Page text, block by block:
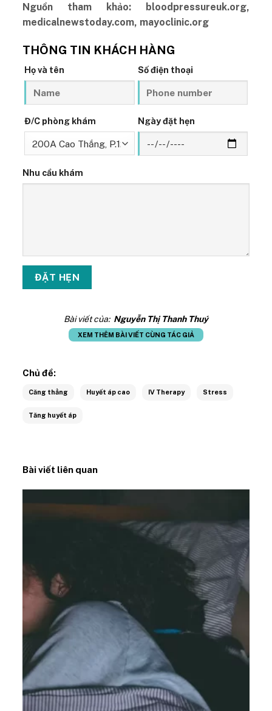
Nguồn tham khảo: bloodpressureuk.org,
medicalnewstoday.com, mayoclinic.org
THÔNG TIN KHÁCH HÀNG
Họ và tên Số điện thoại
Đ/C phòng khám Ngày đặt hẹn
Nhu cầu khám
Bài viết của: Nguyễn Thị Thanh Thuý
XEM THÊM BÀI VIẾT CÙNG TÁC GIẢ
Chủ đề:
Căng thẳng Huyết áp cao IV Therapy Stress
Tăng huyết áp
Bài viết liên quan